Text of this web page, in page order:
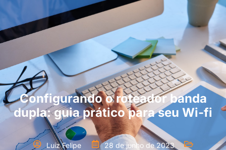
Configurando o roteador banda
dupla: guia prático para seu Wi-fi
Luiz Felipe
28 de junho de 2023